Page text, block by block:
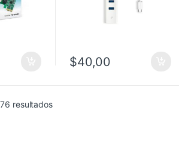
$40,00
resultados